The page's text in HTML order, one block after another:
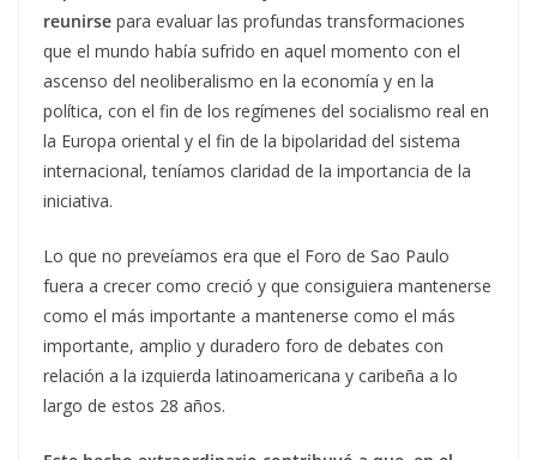
reunirse para evaluar las profundas transformaciones
que el mundo había sufrido en aquel momento con el
ascenso del neoliberalismo en la economía y en la
política, con el fin de los regímenes del socialismo real en
la Europa oriental y el fin de la bipolaridad del sistema
internacional, teníamos claridad de la importancia de la
iniciativa.
Lo que no preveíamos era que el Foro de Sao Paulo
fuera a crecer como creció y que consiguiera mantenerse
como el más importante a mantenerse como el más
importante, amplio y duradero foro de debates con
relación a la izquierda latinoamericana y caribeña a lo
largo de estos 28 años.